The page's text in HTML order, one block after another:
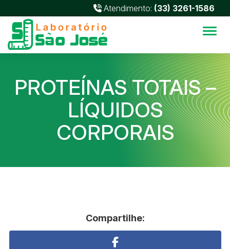
Atendimento: (33) 3261-1586
PROTEÍNAS TOTAIS –
LÍQUIDOS
CORPORAIS
Compartilhe: